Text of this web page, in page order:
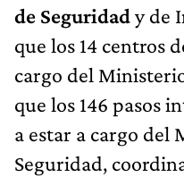
de Seguridady de
que los 14 centros
cargo del
que los 146 pasos
a estar a cargo del
Seguridad,